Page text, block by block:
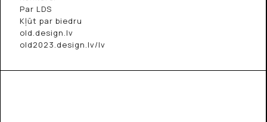
Par LDS
Kļūt par biedru
old.design.lv
old2023.design.lv/lv